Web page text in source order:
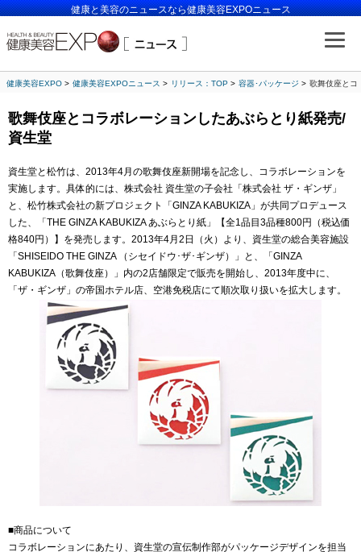
健康と美容のニュースなら健康美容EXPOニュース
健康美容EXPO 健康美容EXPOニュース リリース：TOP 容器･パッケージ 歌舞伎座とコ
歌舞伎座とコラボレーションしたあぶらとり紙発売/
資生堂
資生堂と松竹は、2013年4月の歌舞伎座新開場を記念し、コラボレーションを
実施します。具体的には、株式会社 資生堂の子会社「株式会社 ザ・ギンザ」
と、松竹株式会社の新プロジェクト「GINZA KABUKIZA」が共同プロデュース
した、「THE GINZA KABUKIZA あぶらとり紙」【全1品目3品種800円（税込価
格840円）】を発売します。2013年4月2日（火）より、資生堂の総合美容施設
「SHISEIDO THE GINZA （シセイドウ･ザ･ギンザ）」と、「GINZA
KABUKIZA（歌舞伎座）」内の2店舗限定で販売を開始し、2013年度中に、
「ザ・ギンザ」の帝国ホテル店、空港免税店にて順次取り扱いを拡大します。
■商品について
コラボレーションにあたり、資生堂の宣伝制作部がパッケージデザインを担当